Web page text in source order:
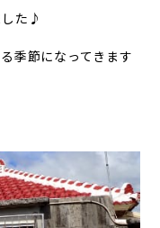
した♪
季節になってきます